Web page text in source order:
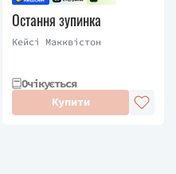
Остання зупинка
Кейсі Макквістон
Очікується
Купити